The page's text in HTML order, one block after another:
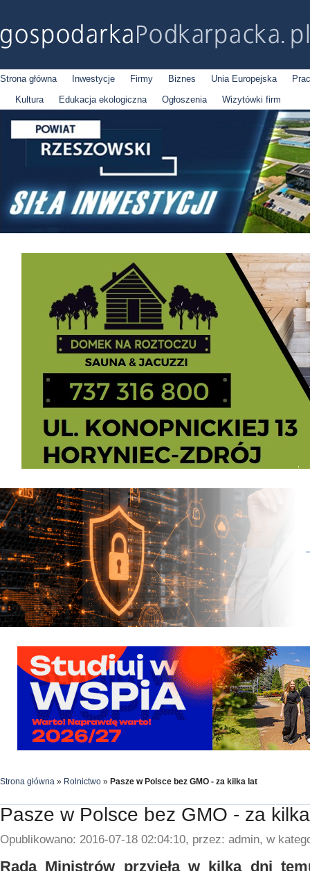
Strona główna Inwestycje Firmy Biznes Unia Europejska
Kultura
Edukacja ekologiczna Ogłoszenia Wizytówki firm
Strona główna » Rolnictwo » Pasze w Polsce bez GMO - za kilka lat
Pasze w Polsce bez GMO - za
Opublikowano: 2016-07-18 02:04:10, przez: admin, w
Rada Ministrów przyjęła w kilka dni